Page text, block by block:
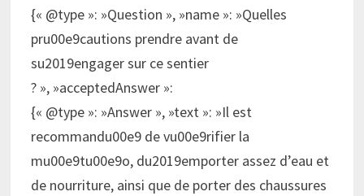
{« @type »: »Question », »name »: »Quelles
pru00e9cautions prendre avant de
su2019engager sur ce sentier
? », »acceptedAnswer »:
{« @type »: »Answer », »text »: »Il est
recommandu00e9 de vu00e9rifier la
mu00e9tu00e9o, du2019emporter assez d’eau et
de nourriture, ainsi que de porter des chaussures